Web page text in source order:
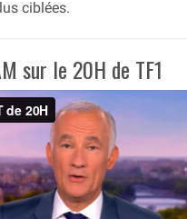
ciblées.
sur le 20H de TF1